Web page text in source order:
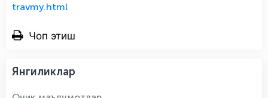
travmy.html
Чоп этиш
Янгиликлар